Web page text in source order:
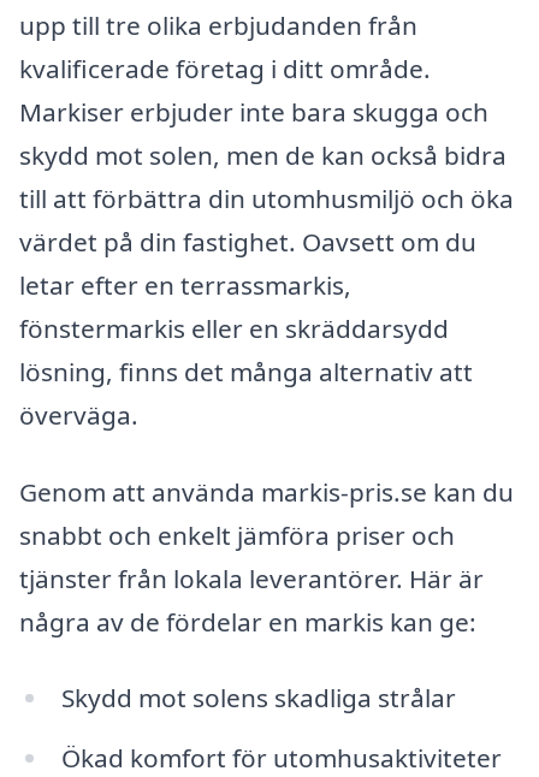
upp till tre olika erbjudanden från
kvalificerade företag i ditt område.
Markiser erbjuder inte bara skugga och
skydd mot solen, men de kan också bidra
till att förbättra din utomhusmiljö och öka
värdet på din fastighet. Oavsett om du
letar efter en terrassmarkis,
fönstermarkis eller en skräddarsydd
lösning, finns det många alternativ att
överväga.
Genom att använda markis-pris.se kan du
snabbt och enkelt jämföra priser och
tjänster från lokala leverantörer. Här är
några av de fördelar en markis kan ge:
Skydd mot solens skadliga strålar
Ökad komfort för utomhusaktiviteter